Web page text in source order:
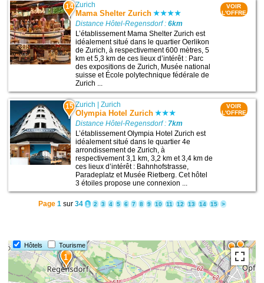
14 Zurich
Mama Shelter Zurich
Distance Hôtel-Regensdorf :6km
L’établissement Mama Shelter Zurich est
idéalement situé dans le quartier Oerlikon
de Zurich, à respectivement 600 mètres, 5
km et 5,3 km de ces lieux d’intérêt : Parc
des expositions de Zurich, Musée national
suisse et École polytechnique fédérale de
Zurich ...
VOIR
L'OFFRE
15 Zurich |Zurich
Olympia Hotel Zurich
Distance Hôtel-Regensdorf : 7km
L’établissement Olympia Hotel Zurich est
idéalement situé dans le quartier 4e
arrondissement de Zurich, à
respectivement 3,1 km, 3,2 km et 3,4 km de
ces lieux d’intérêt : Bahnhofstrasse,
Paradeplatz et Musée Rietberg. Cet hôtel
3 étoiles propose une connexion ...
VOIR
L'OFFRE
Page 1sur 34 1 2 3 4 5 6 7 8 9 10 11 12 13 14 15 >
Hôtels Tourisme
2
1